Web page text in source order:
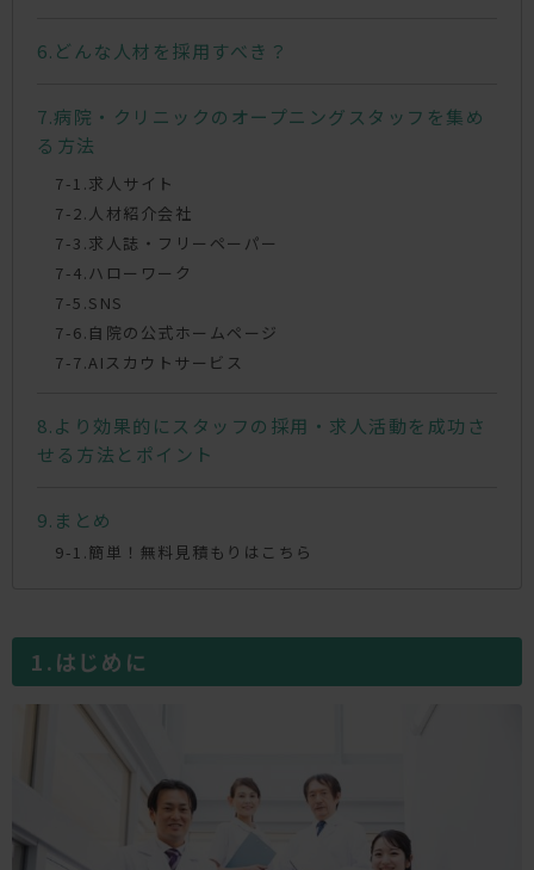
どんな人材を採用すべき？
病院・クリニックのオープニングスタッフを集め
る方法
求人サイト
人材紹介会社
求人誌・フリーペーパー
ハローワーク
SNS
自院の公式ホームページ
AIスカウトサービス
より効果的にスタッフの採用・求人活動を成功さ
せる方法とポイント
まとめ
簡単！無料見積もりはこちら
はじめに